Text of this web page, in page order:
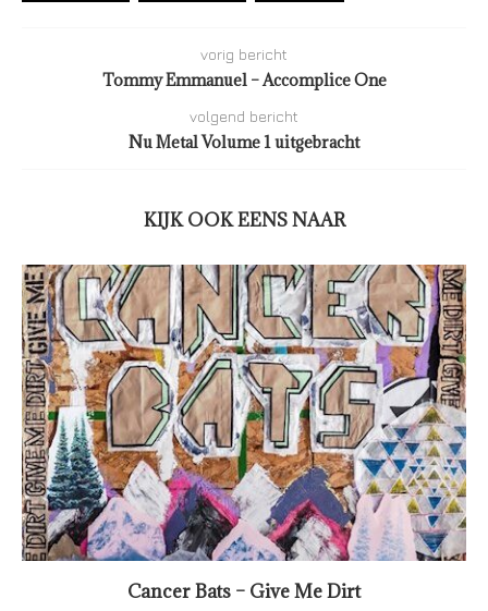
vorig bericht
Tommy Emmanuel – Accomplice One
volgend bericht
Nu Metal Volume 1 uitgebracht
KIJK OOK EENS NAAR
Cancer Bats – Give Me Dirt